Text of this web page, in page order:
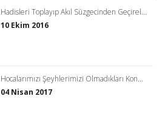
Hadisleri Toplayıp Akıl Süzgecinden Geçirel...
10 Ekim 2016
Hocalarımızı Şeyhlerimizi Olmadıkları Kon...
04 Nisan 2017